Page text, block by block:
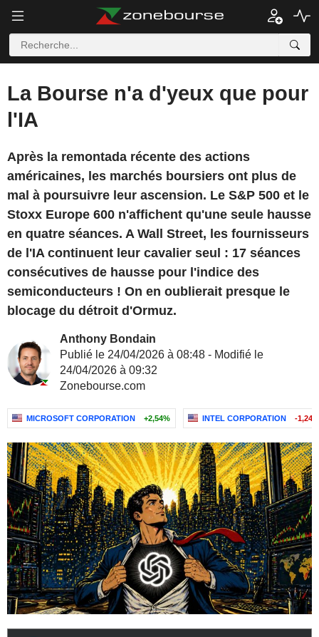
La Bourse n'a d'yeux que pour
l'IA
Après la remontada récente des actions
américaines, les marchés boursiers ont plus de
mal à poursuivre leur ascension. Le S&P 500 et le
Stoxx Europe 600 n'affichent qu'une seule hausse
en quatre séances. A Wall Street, les fournisseurs
de l'IA continuent leur cavalier seul : 17 séances
consécutives de hausse pour l'indice des
semiconducteurs ! On en oublierait presque le
blocage du détroit d'Ormuz.
Anthony Bondain
Publié le 24/04/2026 à 08:48 - Modifié le
24/04/2026 à 09:32
Zonebourse.com
MICROSOFT CORPORATION +2,54% INTEL CORPORATION -1,24%